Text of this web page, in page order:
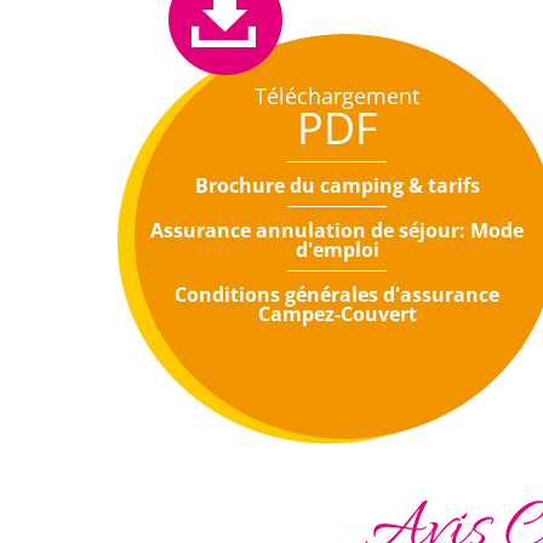
Téléchargement
PDF
Brochure du camping & tarifs
Assurance annulation de séjour: Mode
d'emploi
Conditions générales d'assurance
Campez-Couvert